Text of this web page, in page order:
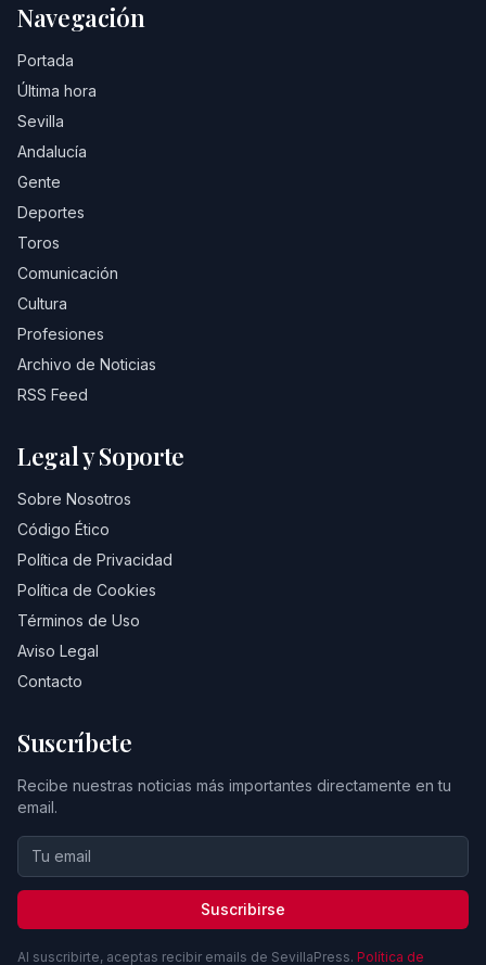
Navegación
Portada
Última hora
Sevilla
Andalucía
Gente
Deportes
Toros
Comunicación
Cultura
Profesiones
Archivo de Noticias
RSS Feed
Legal y Soporte
Sobre Nosotros
Código Ético
Política de Privacidad
Política de Cookies
Términos de Uso
Aviso Legal
Contacto
Suscríbete
Recibe nuestras noticias más importantes directamente en tu
email.
Suscribirse
Al suscribirte, aceptas recibir emails de SevillaPress. Política de